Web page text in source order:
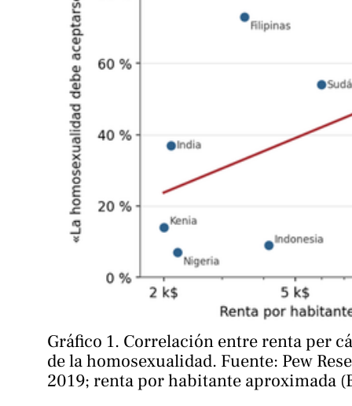
Gráfico 1. Correlación entre renta per
de la homosexualidad. Fuente: Pew
2019; renta por habitante aproximada